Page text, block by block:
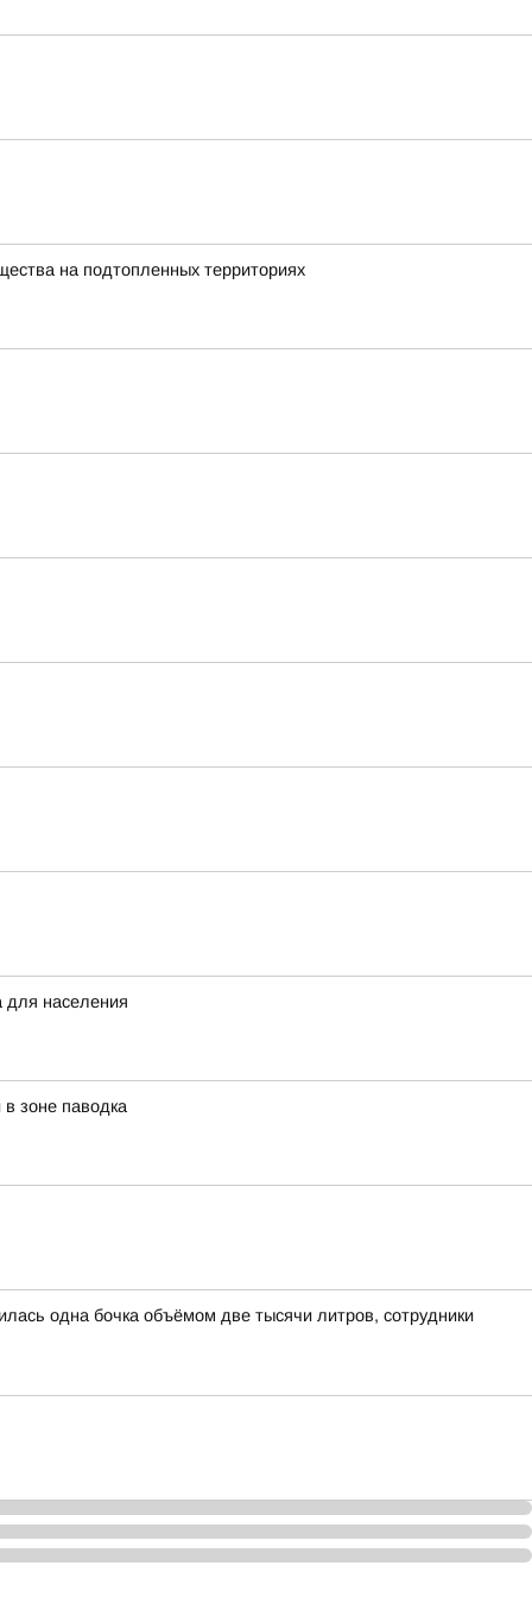
на подтопленных территориях
для населения
зоне паводка
одна бочка объёмом две тысячи литров, сотрудники